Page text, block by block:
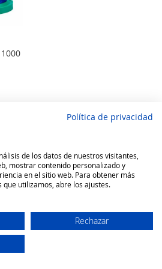
Política de privacidad
de los datos de nuestros visitantes,
mostrar contenido personalizado y
en el sitio web. Para obtener más
utilizamos, abre los ajustes.
Rechazar